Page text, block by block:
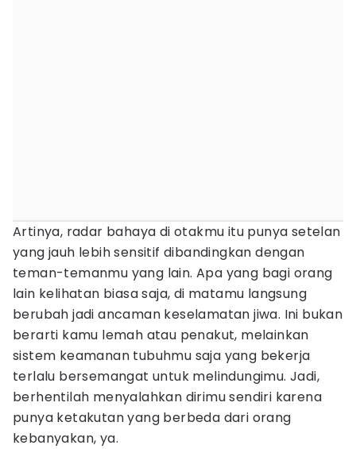
Artinya, radar bahaya di otakmu itu punya setelan
yang jauh lebih sensitif dibandingkan dengan
teman-temanmu yang lain. Apa yang bagi orang
lain kelihatan biasa saja, di matamu langsung
berubah jadi ancaman keselamatan jiwa. Ini bukan
berarti kamu lemah atau penakut, melainkan
sistem keamanan tubuhmu saja yang bekerja
terlalu bersemangat untuk melindungimu. Jadi,
berhentilah menyalahkan dirimu sendiri karena
punya ketakutan yang berbeda dari orang
kebanyakan, ya.